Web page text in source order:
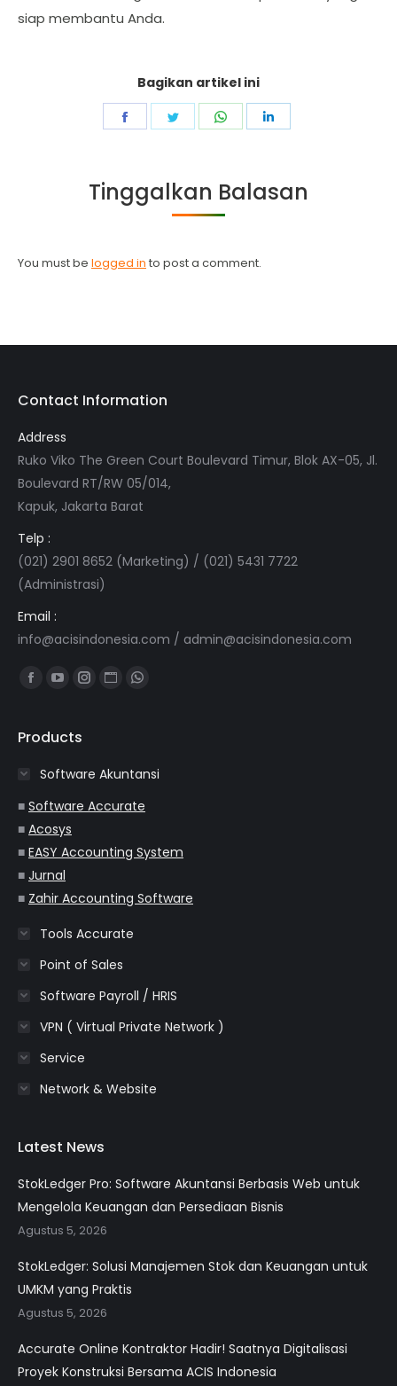
siap membantu Anda.
Bagikan artikel ini
Share
Share
Share
Tinggalkan Balasan
You must be logged in to post a comment.
Contact Information
Address
Ruko Viko The Green Court Boulevard Timur, Blok AX-05, Jl.
Boulevard RT/RW 05/014,
Kapuk, Jakarta Barat
Telp :
(021) 2901 8652 (Marketing) / (021) 5431 7722
(Administrasi)
Email :
info@acisindonesia.com / admin@acisindonesia.com
Find us on:
Facebook
opens
new
window
YouTube
opens
new
window
Instagram
new
window
Website
new
window
Whatsapp
new
window
Products
Software Akuntansi
■ Software Accurate
■ Acosys
■ EASY Accounting System
■ Jurnal
■ Zahir Accounting Software
Tools Accurate
Point of Sales
Software Payroll / HRIS
VPN ( Virtual Private Network )
Service
Network & Website
Latest News
StokLedger Pro: Software Akuntansi Berbasis Web untuk
Mengelola Keuangan dan Persediaan Bisnis
Agustus 5, 2026
StokLedger: Solusi Manajemen Stok dan Keuangan untuk
UMKM yang Praktis
Agustus 5, 2026
Accurate Online Kontraktor Hadir! Saatnya Digitalisasi
Proyek Konstruksi Bersama ACIS Indonesia